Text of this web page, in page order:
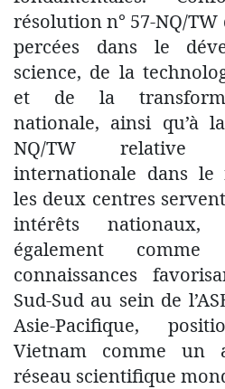
résolution n° 57-NQ/
percées dans le
science, de la
et de la
nationale, ainsi qu’à
NQ/TW relative
internationale dans le
les deux centres
intérêts nationaux,
également
connaissances
Sud-Sud au sein de
Asie-Pacifique,
Vietnam comme un
réseau scientifique